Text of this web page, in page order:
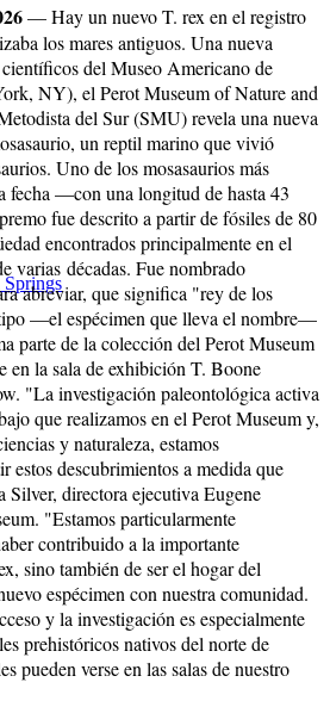
Bello y Encantador
— Hay un nuevo T. rex en el registro
los mares antiguos. Una nueva
del Museo Americano de
NY), el Perot Museum of Nature and
del Sur (SMU) revela una nueva
un reptil marino que vivió
Uno de los mosasaurios más
fecha —con una longitud de hasta 43
fue descrito a partir de fósiles de 80
encontrados principalmente en el
varias décadas. Fue nombrado
abreviar, que significa "rey de los
—el espécimen que lleva el nombre—
parte de la colección del Perot Museum
en la sala de exhibición T. Boone
"La investigación paleontológica activa
que realizamos en el Perot Museum y,
y naturaleza, estamos
estos descubrimientos a medida que
directora ejecutiva Eugene
"Estamos particularmente
contribuido a la importante
sino también de ser el hogar del
espécimen con nuestra comunidad.
y la investigación es especialmente
prehistóricos nativos del norte de
pueden verse en las salas de nuestro